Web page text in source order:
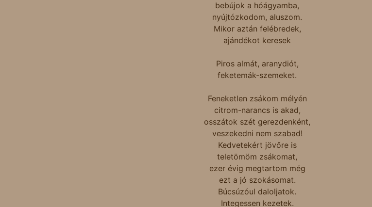
bebújok a hóágyamba,
nyújtózkodom, aluszom.
Mikor aztán felébredek,
ajándékot keresek
Piros almát, aranydiót,
feketemák-szemeket.
Feneketlen zsákom mélyén
citrom-narancs is akad,
osszátok szét gerezdenként,
veszekedni nem szabad!
Kedvetekért jövőre is
teletömöm zsákomat,
ezer évig megtartom még
ezt a jó szokásomat.
Búcsúzóul daloljatok.
Integessen kezetek.